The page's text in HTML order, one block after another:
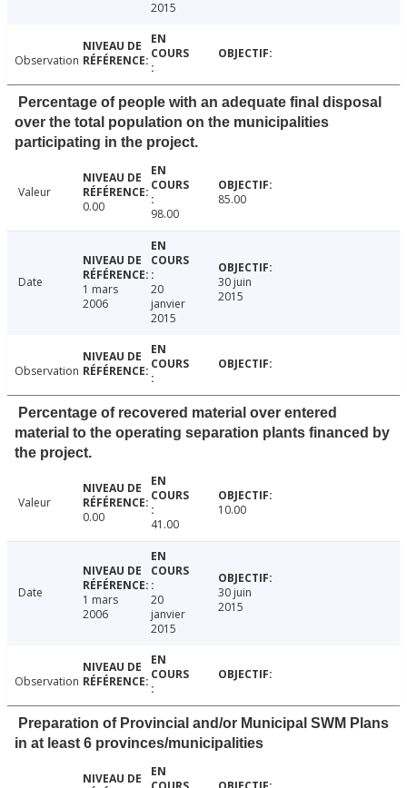
2015
Observation
Percentage of people with an adequate final disposal
over the total population on the municipalities
participating in the project.
Valeur
0.00
98.00
85.00
Date
1 mars
2006
20
janvier
2015
30 juin
2015
Observation
Percentage of recovered material over entered
material to the operating separation plants financed by
the project.
Valeur
0.00
41.00
10.00
Date
1 mars
2006
20
janvier
2015
30 juin
2015
Observation
Preparation of Provincial and/or Municipal SWM Plans
in at least 6 provinces/municipalities